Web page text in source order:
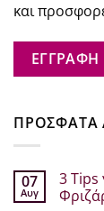
και
ΕΓΓΡΑΦΗ
ΠΡΟΣΦΑΤΑ
07
Αυγ
3 Tips